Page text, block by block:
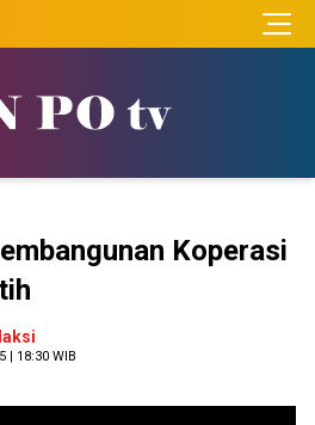
Koperasi
| 18:30 WIB